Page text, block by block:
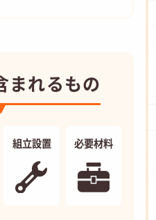
まれるもの
組立設置 必要材料